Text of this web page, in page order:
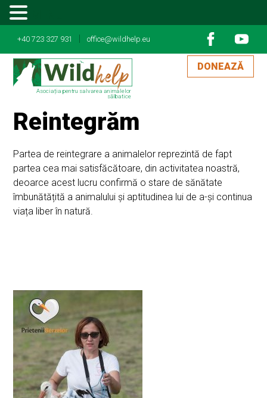
+40 723 327 931 office@wildhelp.eu
Asociația pentru salvarea animalelor
sălbatice
DONEAZĂ
Reintegrăm
Partea de reintegrare a animalelor reprezintă de fapt
partea cea mai satisfăcătoare, din activitatea noastră,
deoarce acest lucru confirmă o stare de sănătate
îmbunătățită a animalului și aptitudinea lui de a-și continua
viața liber în natură.